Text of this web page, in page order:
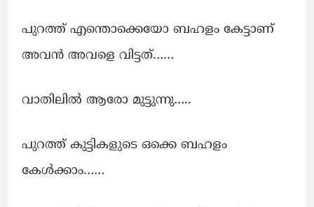
പുറത്ത് എന്തൊക്കെയോ ബഹളം കേട്ടാണ്
അവൻ അവളെ വിട്ടത്……
വാതിലിൽ ആരോ മുട്ടുന്നു…..
പുറത്ത് കുട്ടികളുടെ ഒക്കെ ബഹളം
കേൾക്കാം……